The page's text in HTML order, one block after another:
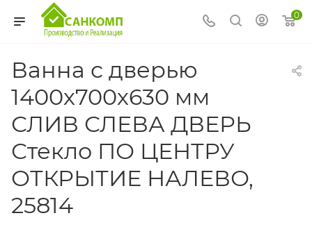
0
Ванна с дверью
1400х700х630 мм
СЛИВ СЛЕВА ДВЕРЬ
Стекло ПО ЦЕНТРУ
ОТКРЫТИЕ НАЛЕВО,
25814